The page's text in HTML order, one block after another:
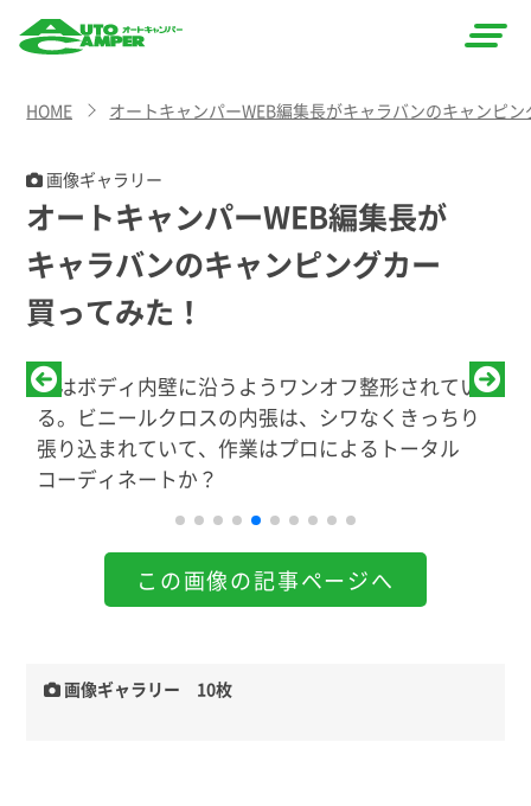
CAMPER
（オート
キャン
パー）
HOME オートキャンパーWEB編集長がキャラバンのキャンピ
画像ギャラリー
オートキャンパーWEB編集長が
キャラバンのキャンピングカー
買ってみた！
畳はボディ内壁に沿うようワンオフ整形されてい
る。ビニールクロスの内張は、シワなくきっちり
張り込まれていて、作業はプロによるトータル
コーディネートか？
この画像の記事ページへ
画像ギャラリー 10枚